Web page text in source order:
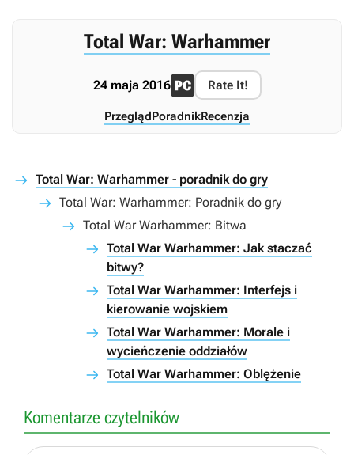
Total War: Warhammer
24 maja 2016 Rate It!
PrzeglądPoradnikRecenzja
Total War: Warhammer - poradnik do gry
Total War: Warhammer: Poradnik do gry
Total War Warhammer: Bitwa
Total War Warhammer: Jak staczać
bitwy?
Total War Warhammer: Interfejs i
kierowanie wojskiem
Total War Warhammer: Morale i
wycieńczenie oddziałów
Total War Warhammer: Oblężenie
Komentarze czytelników